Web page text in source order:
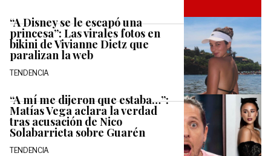
“A Disney se le escapó una
princesa”: Las virales fotos en
bikini de Vivianne Dietz que
paralizan la web
TENDENCIA
“A mí me dijeron que estaba…”:
Matías Vega aclara la verdad
tras acusación de Nico
Solabarrieta sobre Guarén
TENDENCIA